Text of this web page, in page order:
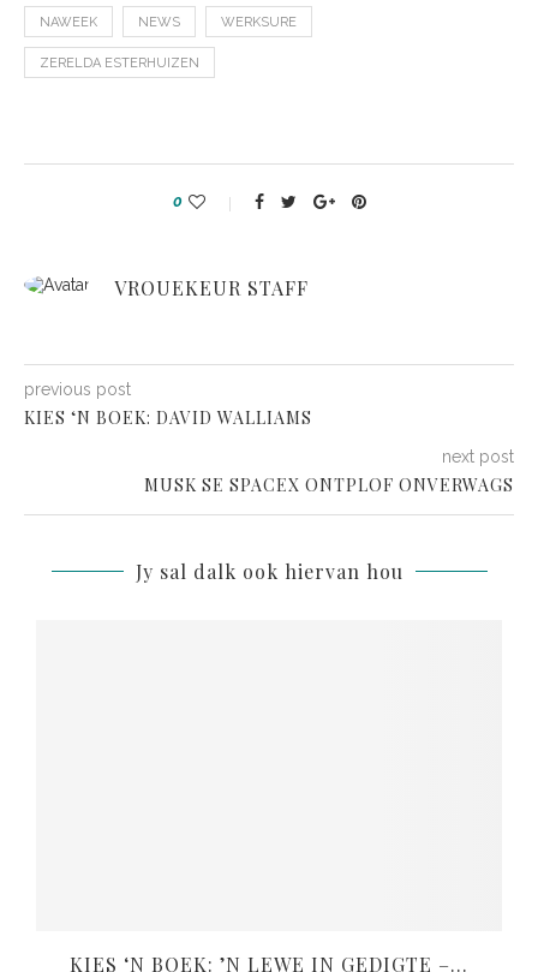
NAWEEK NEWS WERKSURE
ZERELDA ESTERHUIZEN
0
VROUEKEUR STAFF
previous post
KIES ‘N BOEK: DAVID WALLIAMS
next post
MUSK SE SPACEX ONTPLOF ONVERWAGS
Jy sal dalk ook hiervan hou
KIES ‘N BOEK: ’N LEWE IN GEDIGTE –...